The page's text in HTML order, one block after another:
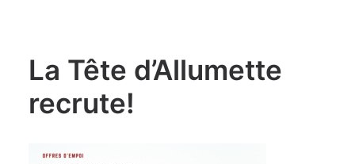
Emplois
La Tête d’Allumette
recrute!